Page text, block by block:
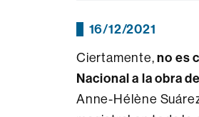
16/12/2021
Ciertamente,no es
Nacional a la obra
Anne-Hélène